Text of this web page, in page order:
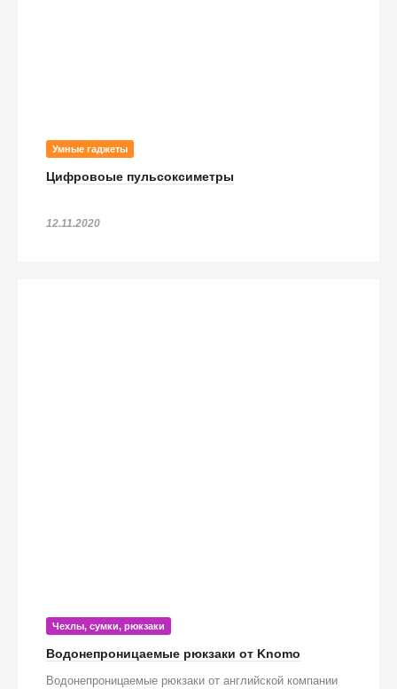
Умные гаджеты
Цифровоые пульсоксиметры
12.11.2020
Чехлы, сумки, рюкзаки
Водонепроницаемые рюкзаки от Knomo
Водонепроницаемые рюкзаки от английской компании